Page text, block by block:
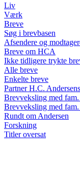
Liv
Værk
Breve
Søg i brevbasen
Afsendere og
Breve om HCA
Ikke tidligere trykte
Alle breve
Enkelte breve
Partner H.C.
Brevveksling med
Brevveksling med fam.
Rundt om Andersen
Forskning
Titler oversat